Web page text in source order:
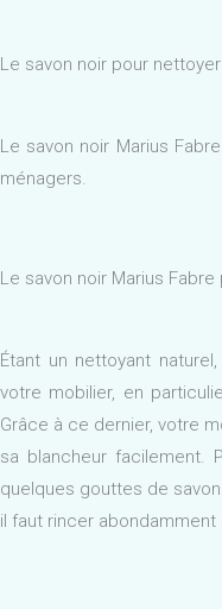
Le savon noir pour
Le savon noir Marius
ménagers.
Le savon noir Marius
Étant un nettoyant
votre mobilier, en
Grâce à ce dernier, votre
sa blancheur facilement.
quelques gouttes de
il faut rincer abondamment